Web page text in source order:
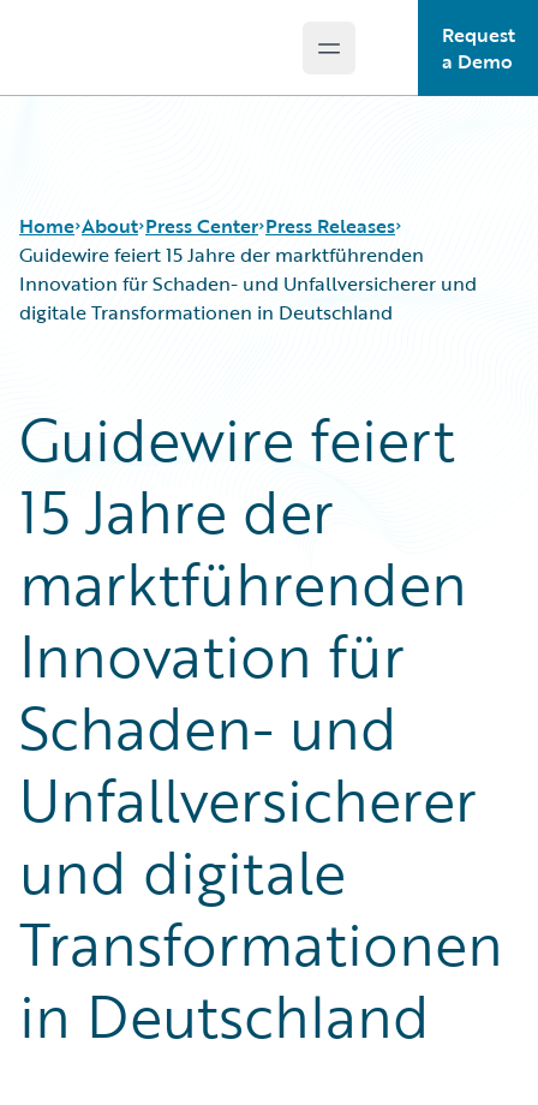
Open main menu
Request
a Demo
Home About Press Center Press Releases
Guidewire feiert 15 Jahre der marktführenden
Innovation für Schaden- und Unfallversicherer und
digitale Transformationen in Deutschland
Guidewire feiert
15 Jahre der
marktführenden
Innovation für
Schaden- und
Unfallversicherer
und digitale
Transformationen
in Deutschland